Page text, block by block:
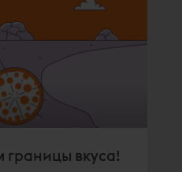
границы вкуса!